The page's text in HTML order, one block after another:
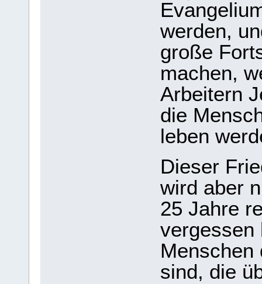
werden,
große
machen,
Arbeitern
die
leben
Dieser
wird aber
25 Jahre
vergessen
Menschen
sind, die